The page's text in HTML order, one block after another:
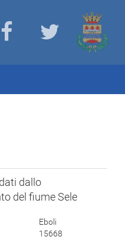
dallo
del fiume Sele
Eboli
15668